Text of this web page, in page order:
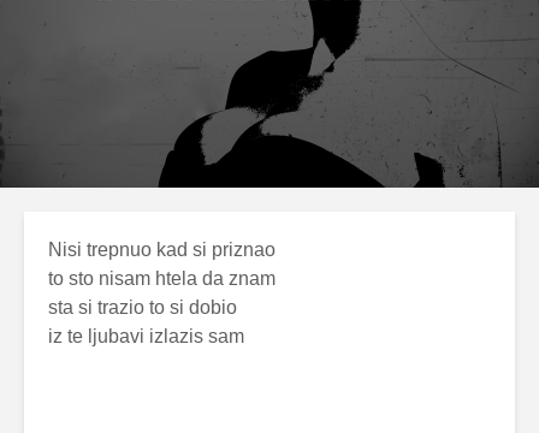
Nisi trepnuo kad si priznao
to sto nisam htela da znam
sta si trazio to si dobio
iz te ljubavi izlazis sam